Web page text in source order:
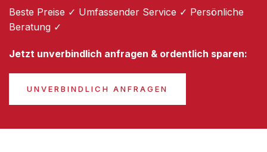
Beste Preise ✓ Umfassender Service ✓ Persönliche
Beratung ✓
Jetzt unverbindlich anfragen & ordentlich sparen:
UNVERBINDLICH ANFRAGEN